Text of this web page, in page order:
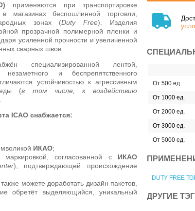
От 500 ед.
От 1000 ед.
От 2000 ед.
От 3000 ед.
От 5000 ед.
DUTY FREE
ДРУГИЕ
применяются при транспортировке
магазинах беспошлинной торговли,
зонах (Duty Free). Изделия
прозрачной полимерной пленки и
усиленной прочности и увеличенной
сварных швов.
специализированной лентой,
и беспрепятственного
устойчивостью к агрессивным
(в том числе, к воздействию
ICAO снабжается:
ИКАО;
согласованной с ИКАО
), подтверждающей происхождение
можете доработать дизайн пакетов,
обретёт выделяющийся, уникальный